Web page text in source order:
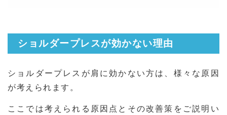
ショルダープレスが効かない理由
ショルダープレスが肩に効かない方は、様々な原因
が考えられます。
ここでは考えられる原因点とその改善策をご説明い